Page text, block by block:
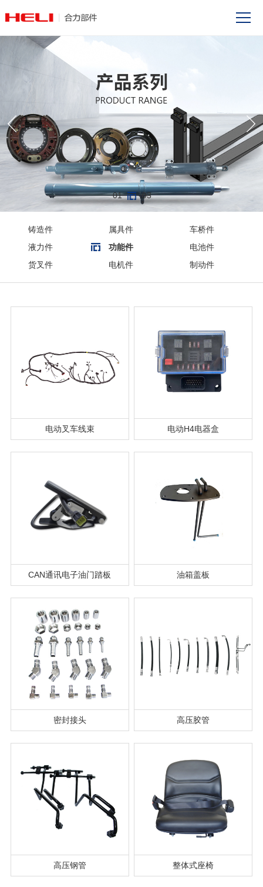
01 03
铸造件 属具件
车桥件
液力件
功能件
电池件
货叉件
电机件 制动件
电动叉车线束 电动H4电器盒
CAN通讯电子油门踏板 油箱盖板
密封接头 高压胶管
高压钢管 整体式座椅